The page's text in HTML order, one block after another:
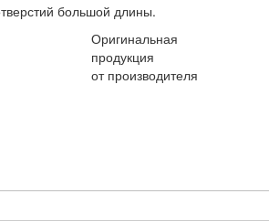
большой длины.
Оригинальная
продукция
от производителя